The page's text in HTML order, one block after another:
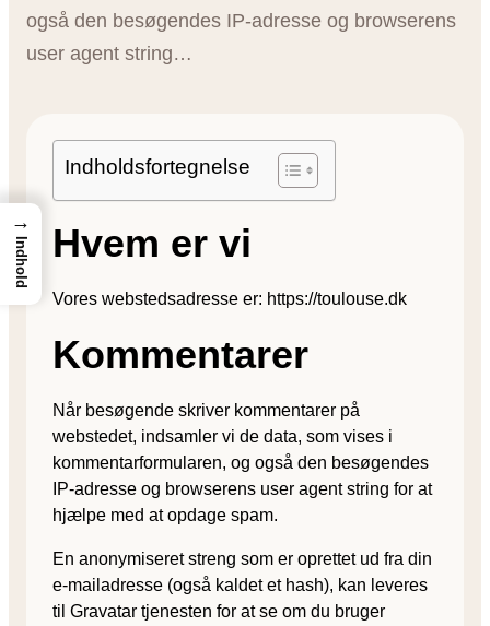
også den besøgendes IP-adresse og browserens
user agent string…
Indholdsfortegnelse
Hvem er vi
Vores webstedsadresse er: https://toulouse.dk
Kommentarer
Når besøgende skriver kommentarer på
webstedet, indsamler vi de data, som vises i
kommentarformularen, og også den besøgendes
IP-adresse og browserens user agent string for at
hjælpe med at opdage spam.
En anonymiseret streng som er oprettet ud fra din
e-mailadresse (også kaldet et hash), kan leveres
til Gravatar tjenesten for at se om du bruger
→
Indhold